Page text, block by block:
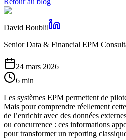
Retour au blog
David Boublil
Senior Data & Financial EPM
24 mars 2026
6 min
Les systèmes EPM permettent de
Mais pour comprendre réellement
de l’enrichir avec des données
ou concurrence : ces informations
pour transformer un reporting